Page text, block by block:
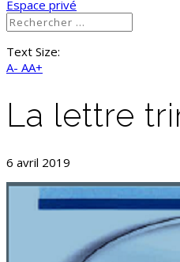
Espace privé
Text Size:
A- AA+
La lettre
6 avril 2019